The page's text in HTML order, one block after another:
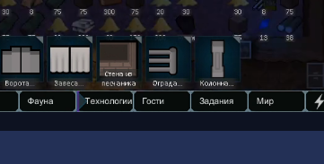
00:16/00:24